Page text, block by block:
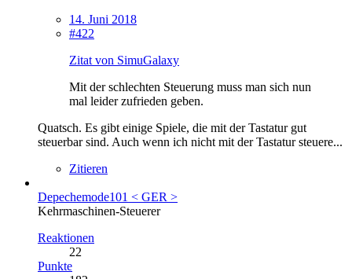
14. Juni 2018
#422
Zitat von SimuGalaxy
Mit der schlechten Steuerung muss man sich nun
mal leider zufrieden geben.
Quatsch. Es gibt einige Spiele, die mit der Tastatur gut
steuerbar sind. Auch wenn ich nicht mit der Tastatur steuere...
Zitieren
Depechemode101 < GER >
Kehrmaschinen-Steuerer
Reaktionen
22
Punkte